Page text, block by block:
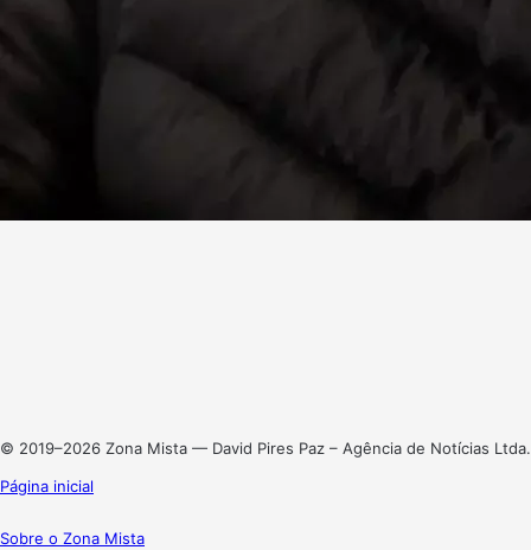
© 2019–2026 Zona Mista — David Pires Paz – Agência de Notícias Ltda.
Página inicial
Sobre o Zona Mista